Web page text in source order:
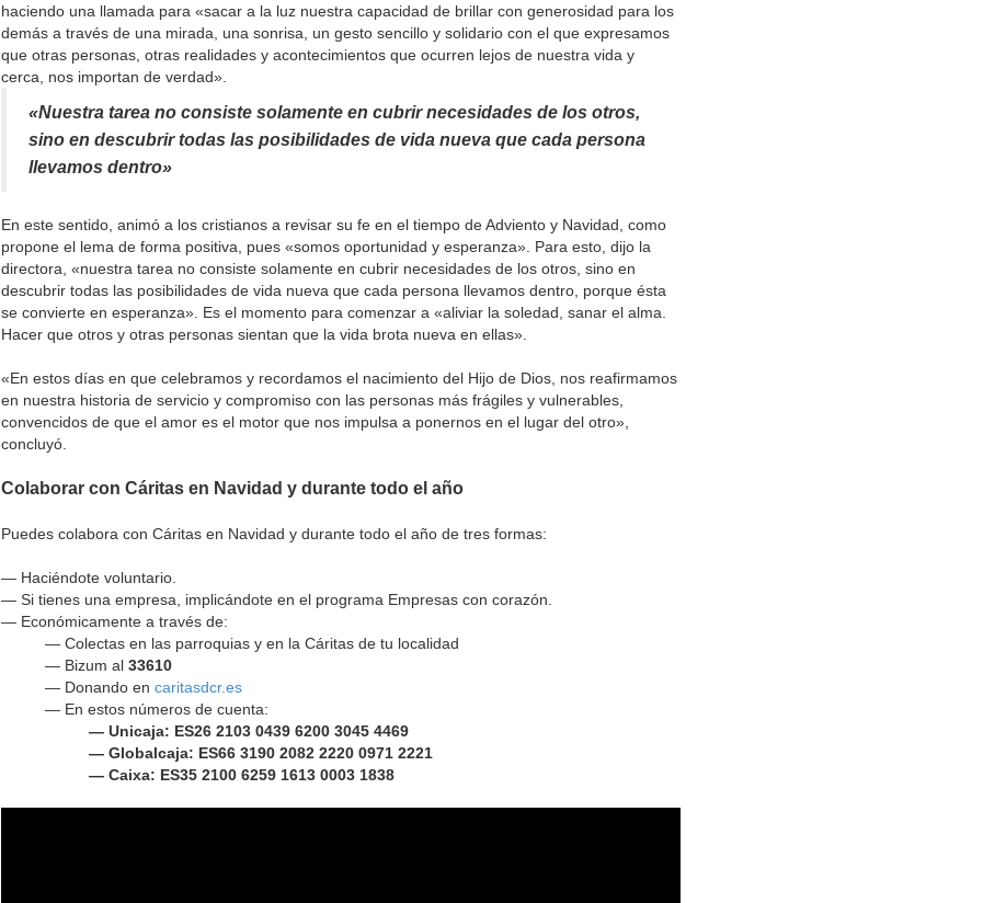
haciendo una llamada para «sacar a la luz nuestra capacidad de brillar con generosidad para los
demás a través de una mirada, una sonrisa, un gesto sencillo y solidario con el que expresamos
que otras personas, otras realidades y acontecimientos que ocurren lejos de nuestra vida y
cerca, nos importan de verdad».
«Nuestra tarea no consiste solamente en cubrir necesidades de los otros,
sino en descubrir todas las posibilidades de vida nueva que cada persona
llevamos dentro»
En este sentido, animó a los cristianos a revisar su fe en el tiempo de Adviento y Navidad, como
propone el lema de forma positiva, pues «somos oportunidad y esperanza». Para esto, dijo la
directora, «nuestra tarea no consiste solamente en cubrir necesidades de los otros, sino en
descubrir todas las posibilidades de vida nueva que cada persona llevamos dentro, porque ésta
se convierte en esperanza». Es el momento para comenzar a «aliviar la soledad, sanar el alma.
Hacer que otros y otras personas sientan que la vida brota nueva en ellas».
«En estos días en que celebramos y recordamos el nacimiento del Hijo de Dios, nos reafirmamos
en nuestra historia de servicio y compromiso con las personas más frágiles y vulnerables,
convencidos de que el amor es el motor que nos impulsa a ponernos en el lugar del otro»,
concluyó.
Colaborar con Cáritas en Navidad y durante todo el año
Puedes colabora con Cáritas en Navidad y durante todo el año de tres formas:
— Haciéndote voluntario.
— Si tienes una empresa, implicándote en el programa Empresas con corazón.
— Económicamente a través de:
— Colectas en las parroquias y en la Cáritas de tu localidad
— Bizum al 33610
— Donando en caritasdcr.es
— En estos números de cuenta:
— Unicaja: ES26 2103 0439 6200 3045 4469
— Globalcaja: ES66 3190 2082 2220 0971 2221
— Caixa: ES35 2100 6259 1613 0003 1838